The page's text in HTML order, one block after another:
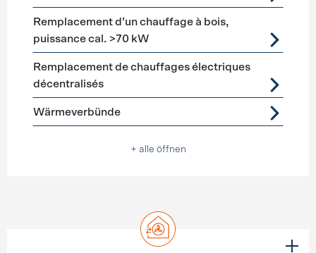
Remplacement d’un chauffage à bois,
puissance cal. >70 kW
Remplacement de chauffages électriques
décentralisés
Wärmeverbünde
+ alle öffnen